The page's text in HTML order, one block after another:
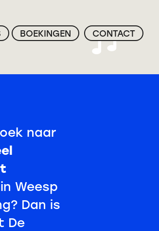
CONTACT
BOEKINGEN
naar
Weesp
Dan is
De